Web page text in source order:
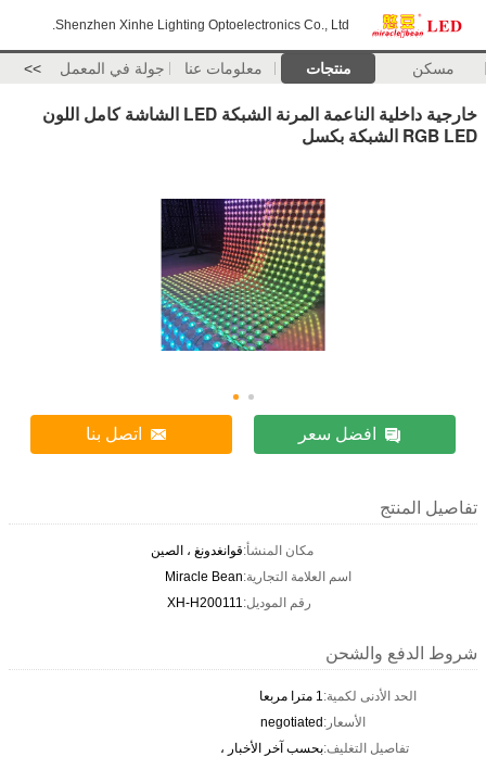
Shenzhen Xinhe Lighting Optoelectronics Co., Ltd.
مسكن منتجات معلومات عنا جولة في المعمل >>
خارجية داخلية الناعمة المرنة الشبكة LED الشاشة كامل اللون
RGB LED الشبكة بكسل
افضل سعر اتصل بنا
تفاصيل المنتج
مكان المنشأ:قوانغدونغ ، الصين
اسم العلامة التجارية:Miracle Bean
رقم الموديل:XH-H200111
شروط الدفع والشحن
الحد الأدنى لكمية:1 مترا مربعا
الأسعار:negotiated
تفاصيل التغليف:بحسب آخر الأخبار ،